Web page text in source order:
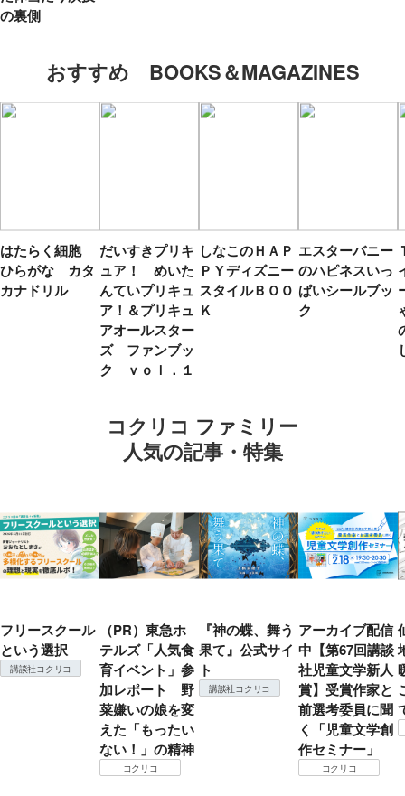
の裏側
おすすめ BOOKS＆MAGAZINES
はたらく細胞
ひらがな カタ
カナドリル
だいすきプリキ
ュア！ めいた
んていプリキュ
ア！＆プリキュ
アオールスター
ズ ファンブッ
ク ｖｏｌ．１
しなこのＨＡＰ
ＰＹディズニー
スタイルＢＯＯ
Ｋ
エスターバニー
のハピネスいっ
ぱいシールブッ
ク
コクリコ ファミリー
人気の記事・特集
フリースクール
という選択
講談社コクリコ
（PR）東急ホ
テルズ「人気食
育イベント」参
加レポート 野
菜嫌いの娘を変
えた「もったい
ない！」の精神
コクリコ
『神の蝶、舞う
果て』公式サイ
ト
講談社コクリコ
アーカイブ配信
中【第67回講談
社児童文学新人
賞】受賞作家と
前選考委員に聞
く「児童文学創
作セミナー」
コクリコ